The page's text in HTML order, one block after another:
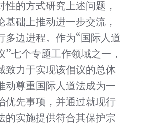
性的方式研究上述问题，
基础上推动进一步交流，
多边进程。作为“国际人道
”七个专题工作领域之一，
致力于实现该倡议的总体
动尊重国际人道法成为一
优先事项，并通过就现行
的实施提供符合其保护宗